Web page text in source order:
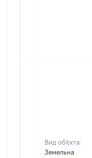
Вид об'єкта:
Земельна